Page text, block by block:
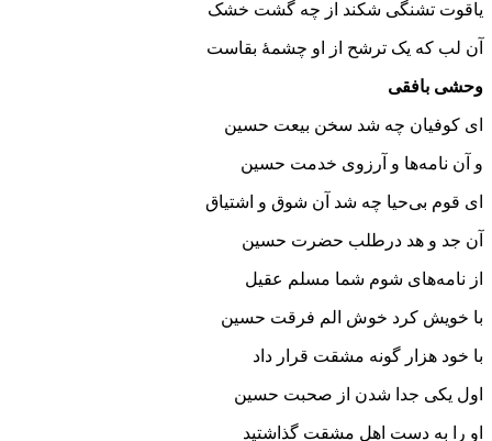
یاقوت تشنگی شکند از چه گشت خشک
آن لب که یک ترشح از او چشمهٔ بقاست
وحشی بافقی
ای کوفیان چه شد سخن بیعت حسین
و آن نامه‌ها و آرزوی خدمت حسین
ای قوم بی‌حیا چه شد آن شوق و اشتیاق
آن جد و هد درطلب حضرت حسین
از نامه‌های شوم شما مسلم عقیل
با خویش کرد خوش الم فرقت حسین
با خود هزار گونه مشقت قرار داد
اول یکی جدا شدن از صحبت حسین
او را به دست اهل مشقت گذاشتید